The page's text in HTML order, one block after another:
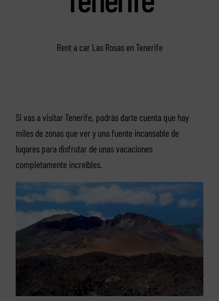
Rent a car Las Rosas en Tenerife
Si vas a visitar Tenerife, podrás darte cuenta que hay
miles de zonas que ver y una fuente incansable de
lugares para disfrutar de unas vacaciones
completamente increíbles.